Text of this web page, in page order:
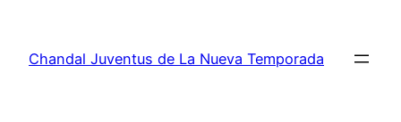
contenido
Chandal Juventus de La Nueva Temporada